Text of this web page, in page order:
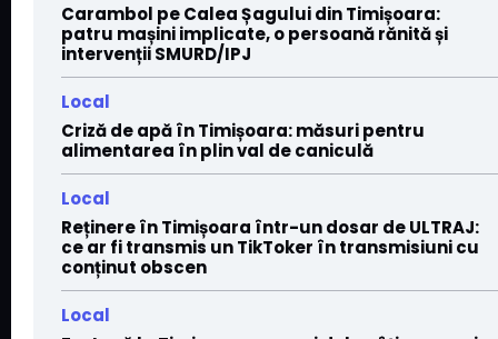
Carambol pe Calea Șagului din Timișoara:
patru mașini implicate, o persoană rănită și
intervenții SMURD/IPJ
Local
Criză de apă în Timișoara: măsuri pentru
alimentarea în plin val de caniculă
Local
Reținere în Timișoara într-un dosar de ULTRAJ:
ce ar fi transmis un TikToker în transmisiuni cu
conținut obscen
Local